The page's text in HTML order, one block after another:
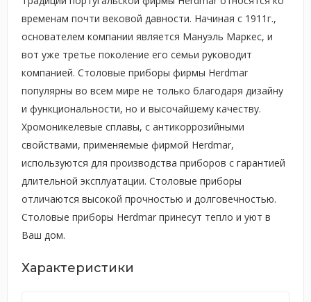
временам почти вековой давности. Начиная с 1911г.,
основателем компании является Мануэль Маркес, и
вот уже третье поколение его семьи руководит
компанией. Столовые приборы фирмы Herdmar
популярны во всем мире не только благодаря дизайну
и функциональности, но и высочайшему качеству.
Хромоникелевые сплавы, с антикоррозийными
свойствами, применяемые фирмой Herdmar,
используются для производства приборов с гарантией
длительной эксплуатации. Столовые приборы
отличаются высокой прочностью и долговечностью.
Столовые приборы Herdmar принесут тепло и уют в
Ваш дом.
Характеристики